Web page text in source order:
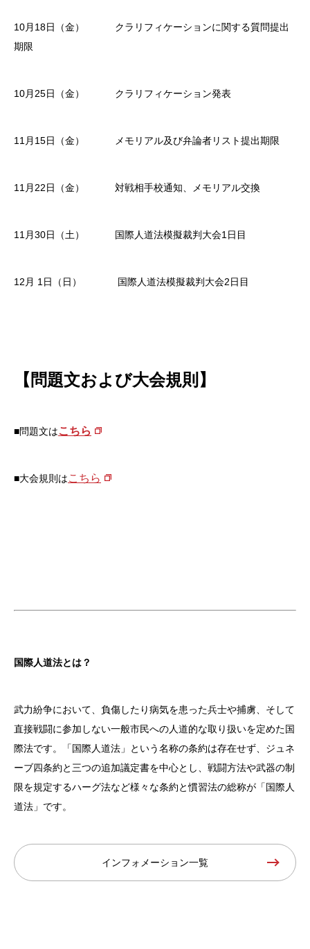
10月18日（金） クラリフィケーションに関する質問提出
期限
10月25日（金） クラリフィケーション発表
11月15日（金） メモリアル及び弁論者リスト提出期限
11月22日（金） 対戦相手校通知、メモリアル交換
11月30日（土） 国際人道法模擬裁判大会1日目
12月 1日（日） 国際人道法模擬裁判大会2日目
【問題文および大会規則】
■問題文はこちら
■大会規則はこちら
国際人道法とは？
武力紛争において、負傷したり病気を患った兵士や捕虜、そして
直接戦闘に参加しない一般市民への人道的な取り扱いを定めた国
際法です。「国際人道法」という名称の条約は存在せず、ジュネ
ーブ四条約と三つの追加議定書を中心とし、戦闘方法や武器の制
限を規定するハーグ法など様々な条約と慣習法の総称が「国際人
道法」です。
インフォメーション一覧